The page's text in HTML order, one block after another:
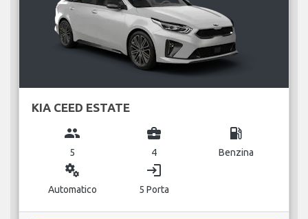
KIA CEED ESTATE
group
5
business_center
4
local_gas_station
Benzina
miscellaneous_services
Automatico
login
5 Porta